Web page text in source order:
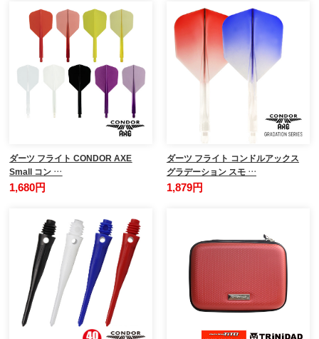
ダーツ フライト CONDOR AXE
Small コン …
1,680円
ダーツ フライト コンドルアックス
グラデーション スモ …
1,879円